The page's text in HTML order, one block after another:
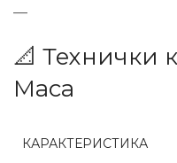
—
📐 Технички
Маса
КАРАКТЕРИСТИКА